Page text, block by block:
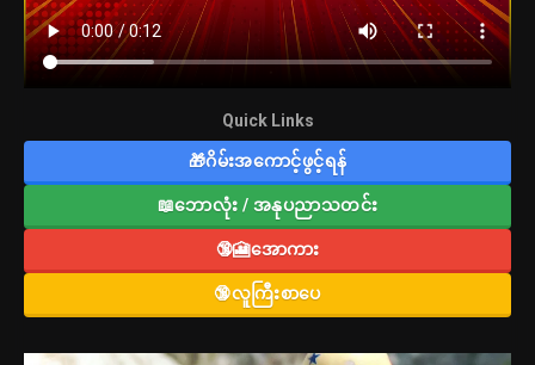
Quick Links
🎁ဂိမ်းအကောင့်ဖွင့်ရန်
📖ဘောလုံး / အနုပညာသတင်း
🔞🎦အောကား
🔞လူကြီးစာပေ